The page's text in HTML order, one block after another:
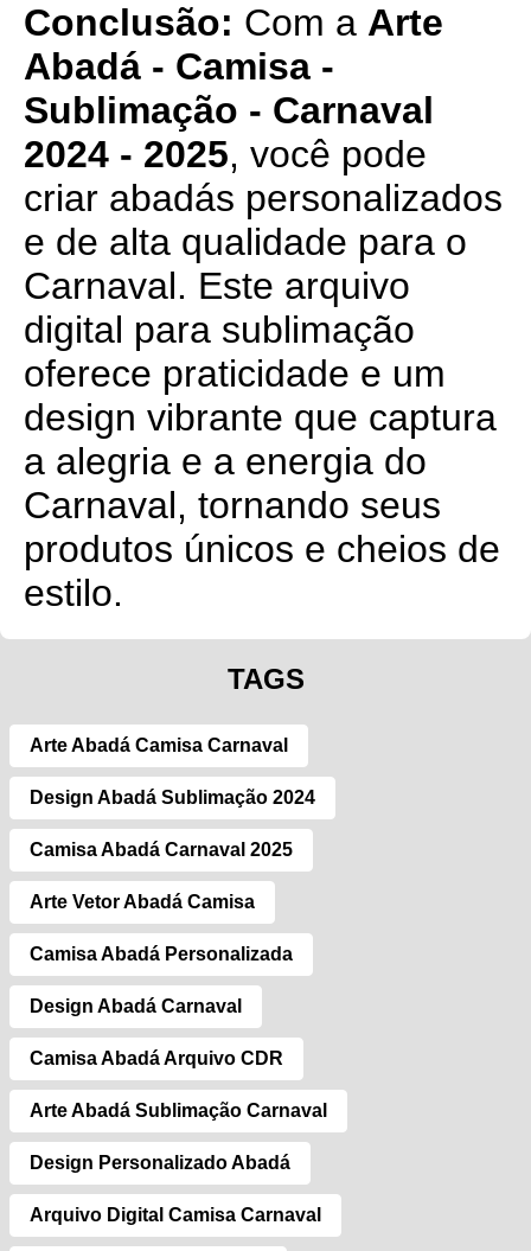
Conclusão: Com a Arte
Abadá - Camisa -
Sublimação - Carnaval
2024 - 2025, você pode
criar abadás personalizados
e de alta qualidade para o
Carnaval. Este arquivo
digital para sublimação
oferece praticidade e um
design vibrante que captura
a alegria e a energia do
Carnaval, tornando seus
produtos únicos e cheios de
estilo.
TAGS
Arte Abadá Camisa Carnaval
Design Abadá Sublimação 2024
Camisa Abadá Carnaval 2025
Arte Vetor Abadá Camisa
Camisa Abadá Personalizada
Design Abadá Carnaval
Camisa Abadá Arquivo CDR
Arte Abadá Sublimação Carnaval
Design Personalizado Abadá
Arquivo Digital Camisa Carnaval